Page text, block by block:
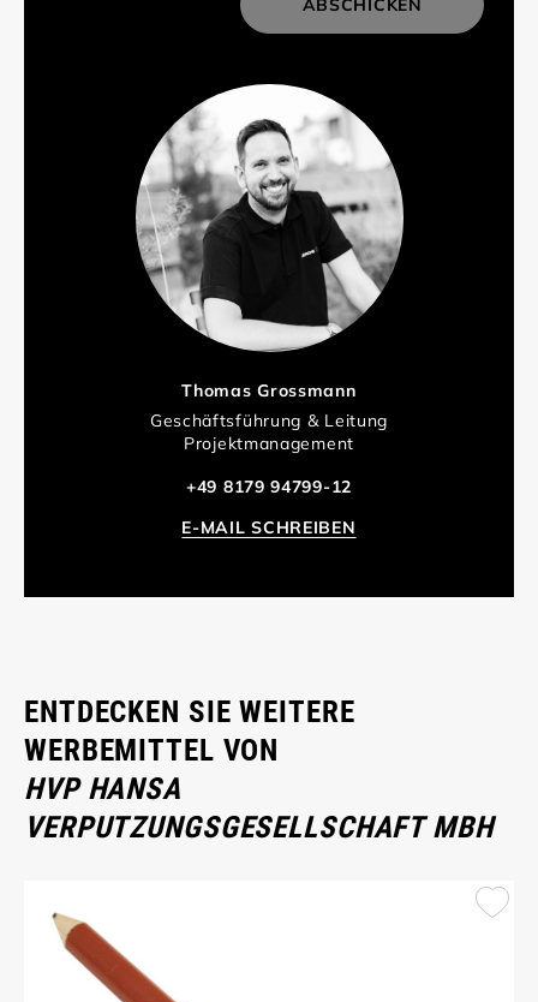
Thomas Grossmann
Geschäftsführung & Leitung
Projektmanagement
+49 8179 94799-12
E-MAIL SCHREIBEN
ABSCHICKEN
ENTDECKEN SIE WEITERE
WERBEMITTEL VON
HVP HANSA
VERPUTZUNGSGESELLSCHAFT MBH